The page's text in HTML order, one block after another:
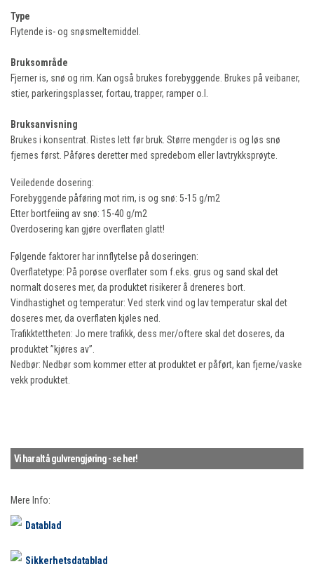
Type
Flytende is- og snøsmeltemiddel.
Bruksområde
Fjerner is, snø og rim. Kan også brukes forebyggende. Brukes på veibaner,
stier, parkeringsplasser, fortau, trapper, ramper o.l.
Bruksanvisning
Brukes i konsentrat. Ristes lett før bruk. Større mengder is og løs snø
fjernes først. Påføres deretter med spredebom eller lavtrykksprøyte.
Veiledende dosering:
Forebyggende påføring mot rim, is og snø: 5-15 g/m2
Etter bortfeiing av snø: 15-40 g/m2
Overdosering kan gjøre overflaten glatt!
Følgende faktorer har innflytelse på doseringen:
Overflatetype: På porøse overflater som f.eks. grus og sand skal det
normalt doseres mer, da produktet risikerer å dreneres bort.
Vindhastighet og temperatur: Ved sterk vind og lav temperatur skal det
doseres mer, da overflaten kjøles ned.
Trafikktettheten: Jo mere trafikk, dess mer/oftere skal det doseres, da
produktet ”kjøres av”.
Nedbør: Nedbør som kommer etter at produktet er påført, kan fjerne/vaske
vekk produktet.
Vi har alt å gulvrengjøring - se her!
Mere Info:
Datablad
Sikkerhetsdatablad